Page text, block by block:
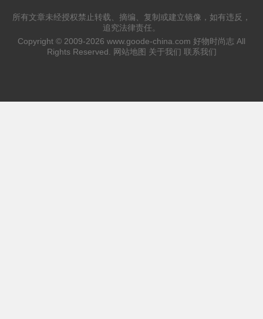
所有文章未经授权禁止转载、摘编、复制或建立镜像，如有违反，
追究法律责任。
Copyright © 2009-2026 www.goode-china.com 好物时尚志 All
Rights Reserved.
网站地图 关于我们 联系我们